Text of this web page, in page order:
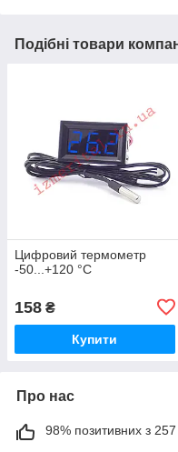
Подібні товари
Цифровий термометр
-50...+120 °С
158 ₴
Купити
Про нас
98% позитивних з 257